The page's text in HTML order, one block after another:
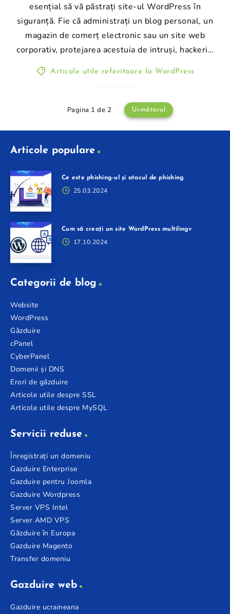
esențial să vă păstrați site-ul WordPress în
siguranță. Fie că administrați un blog personal, un
magazin de comerț electronic sau un site web
corporativ, protejarea acestuia de intruși, hackeri…
Articole utile referitoare la WordPress
Pagina 1 de 2 Următorul
Articole populare
Ce este phishing-ul și atacul de phishing
25.03.2024
Cum să creați un site WordPress multilingv
17.10.2024
Categorii de blog
Website
WordPress
Găzduire
cPanel
CyberPanel
Domenii și DNS
Erori de găzduire
Articole utile despre SSL
Articole utile despre MySQL
Servicii reduse
Înregistrați un domeniu
Gazduire Enterprise
Gazduire pentru Joomla
Gazduire Wordpress
Server VPS Intel
Server AMD VPS
Găzduire în Europa
Gazduire Magento
Transfer domeniu
Gazduire web
Gazduire ucraineana